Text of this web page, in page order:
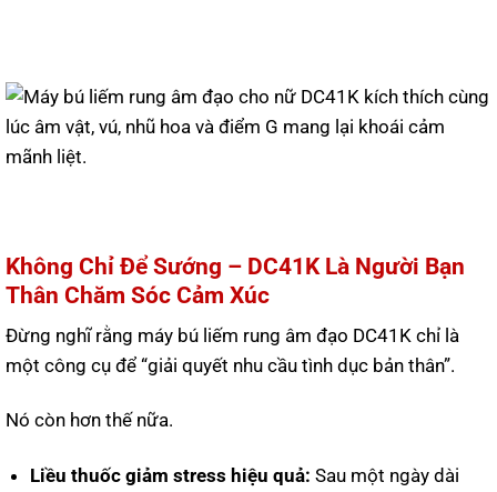
Không Chỉ Để Sướng – DC41K Là Người Bạn
Thân Chăm Sóc Cảm Xúc
Đừng nghĩ rằng máy bú liếm rung âm đạo DC41K chỉ là
một công cụ để “giải quyết nhu cầu tình dục bản thân”.
Nó còn hơn thế nữa.
Liều thuốc giảm stress hiệu quả: Sau một ngày dài